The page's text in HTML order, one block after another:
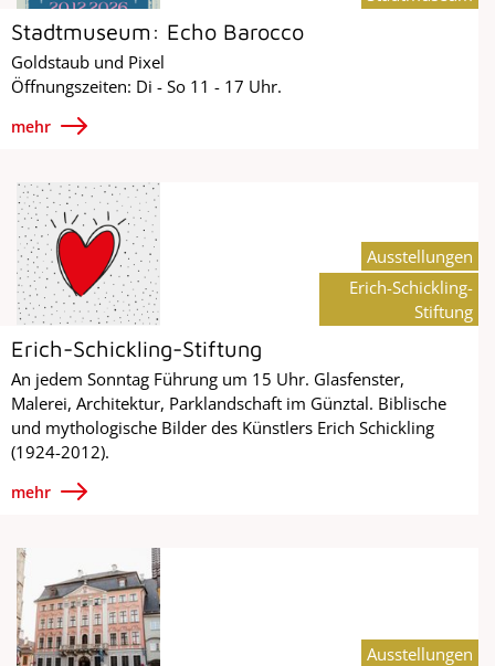
Stadtmuseum: Echo Barocco
Goldstaub und Pixel
Öffnungszeiten: Di - So 11 - 17 Uhr.
mehr
Erich-Schickling-Stiftung
An jedem Sonntag Führung um 15 Uhr. Glasfenster,
Malerei, Architektur, Parklandschaft im Günztal. Biblische
und mythologische Bilder des Künstlers Erich Schickling
(1924-2012).
mehr
Ausstellungen
Erich-Schickling-
Stiftung
Ausstellungen